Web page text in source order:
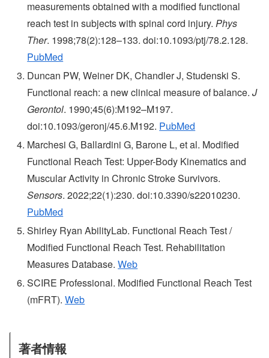
measurements obtained with a modified functional
reach test in subjects with spinal cord injury.Phys
Ther. 1998;78(2):128–133. doi:10.1093/ptj/78.2.128.
PubMed
Duncan PW, Weiner DK, Chandler J, Studenski S.
Functional reach: a new clinical measure of balance.J
Gerontol. 1990;45(6):M192–M197.
doi:10.1093/geronj/45.6.M192. PubMed
Marchesi G, Ballardini G, Barone L, et al. Modified
Functional Reach Test: Upper-Body Kinematics and
Muscular Activity in Chronic Stroke Survivors.
Sensors. 2022;22(1):230. doi:10.3390/s22010230.
PubMed
Shirley Ryan AbilityLab. Functional Reach Test /
Modified Functional Reach Test. Rehabilitation
Measures Database.Web
SCIRE Professional. Modified Functional Reach Test
(mFRT).Web
著者情報